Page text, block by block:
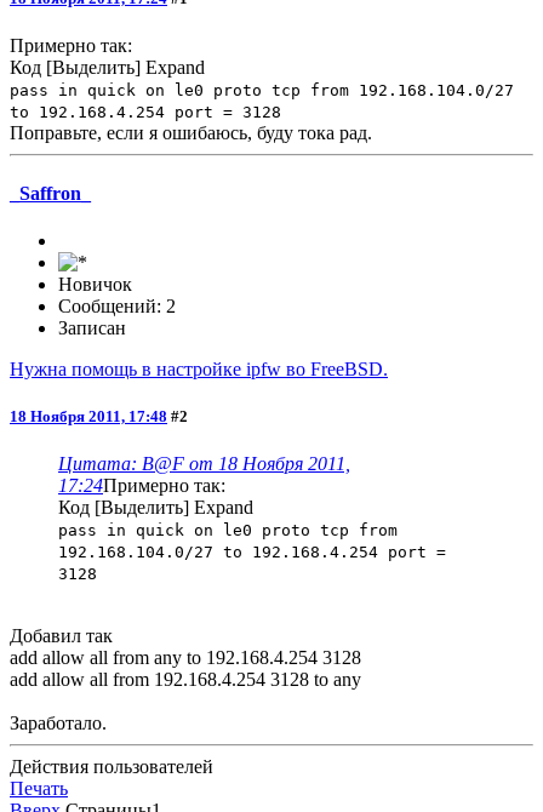
Примерно так:
Код [Выделить] Expand
pass in quick on le0 proto tcp from 192.168.104.0/27
to 192.168.4.254 port = 3128
Поправьте, если я ошибаюсь, буду тока рад.
_Saffron_
Новичок
Сообщений: 2
Записан
Нужна помощь в настройке ipfw во FreeBSD.
18 Ноября 2011, 17:48 #2
Цитата: B@F от 18 Ноября 2011,
17:24Примерно так:
Код [Выделить] Expand
pass in quick on le0 proto tcp from
192.168.104.0/27 to 192.168.4.254 port =
3128
Добавил так
add allow all from any to 192.168.4.254 3128
add allow all from 192.168.4.254 3128 to any
Заработало.
Действия пользователей
Печать